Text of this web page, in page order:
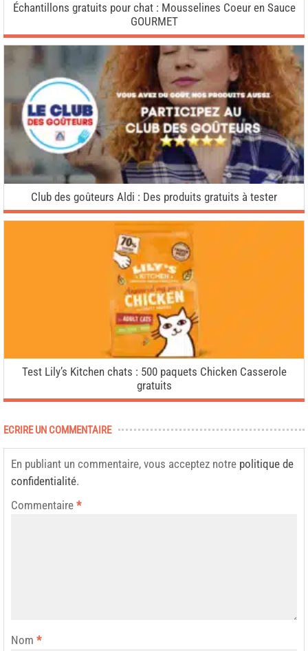
Échantillons gratuits pour chat : Mousselines Coeur en Sauce
GOURMET
Club des goûteurs Aldi : Des produits gratuits à tester
Test Lily’s Kitchen chats : 500 paquets Chicken Casserole
gratuits
ECRIRE UN COMMENTAIRE
En publiant un commentaire, vous acceptez notre politique de
confidentialité.
Commentaire *
Nom *